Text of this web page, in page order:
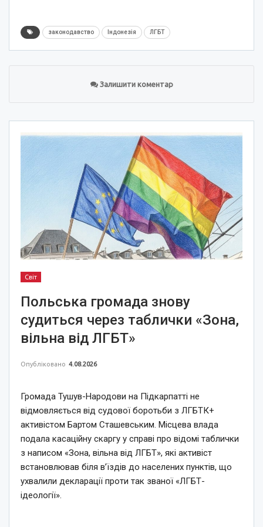
законодавство Індонезія ЛГБТ
Залишити коментар
Світ
Польська громада знову
судиться через таблички «Зона,
вільна від ЛГБТ»
Опубліковано 4.08.2026
Громада Тушув-Народови на Підкарпатті не
відмовляється від судової боротьби з ЛГБТК+
активістом Бартом Сташевським. Місцева влада
подала касаційну скаргу у справі про відомі таблички
з написом «Зона, вільна від ЛГБТ», які активіст
встановлював біля в’їздів до населених пунктів, що
ухвалили декларації проти так званої «ЛГБТ-
ідеології».